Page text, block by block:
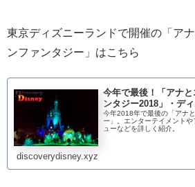
東京ディズニーランドで開催の「ア
ンファンタジー」はこちら
今年で最後！「アナ
ンタジー2018」・デ
今年2018年で最後の「アナ
ー」。エンターテイメント
ューなどを詳しく紹介。
discoverydisney.xyz